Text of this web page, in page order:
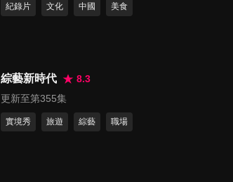
第1370集 頂級列車 移動風景
此生必去夢幻鐵道之旅！
紀錄片 文化 中國 美食
綜藝新時代
8.3
更新至第355集
實境秀 旅遊 綜藝 職場